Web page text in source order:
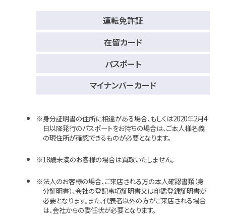
運転免許証
在留カード
パスポート
マイナンバーカード
身分証明書の住所に相違がある場合、もしくは2020年2月4
日以降発行のパスポートをお持ちの場合は、ご本人様名義
の現住所が確認できるものが必要となります。
18歳未満のお客様の場合は買取いたしません。
法人のお客様の場合、ご来店される方の本人確認書類（身
分証明書）、会社の登記事項証明書又は印鑑登録証明書が
必要となります。また、代表者以外の方がご来店される場合
は、会社からの委任状が必要となります。